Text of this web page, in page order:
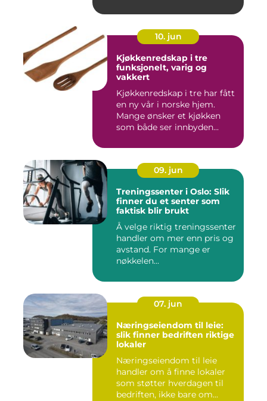
10. jun
Kjøkkenredskap i tre
funksjonelt, varig og
vakkert
Kjøkkenredskap i tre har fått
en ny vår i norske hjem.
Mange ønsker et kjøkken
som både ser innbyden...
09. jun
Treningssenter i Oslo: Slik
finner du et senter som
faktisk blir brukt
Å velge riktig treningssenter
handler om mer enn pris og
avstand. For mange er
nøkkelen...
07. jun
Næringseiendom til leie:
slik finner bedriften riktige
lokaler
Næringseiendom til leie
handler om å finne lokaler
som støtter hverdagen til
bedriften, ikke bare om...